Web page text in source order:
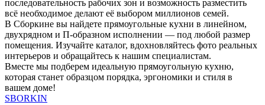
последовательность рабочих зон и возможность разместить
всё необходимое делают её выбором миллионов семей.
В Сборкине вы найдете прямоугольные кухни в линейном,
двухрядном и П-образном исполнении — под любой размер
помещения. Изучайте каталог, вдохновляйтесь фото реальных
интерьеров и обращайтесь к нашим специалистам.
Вместе мы подберем идеальную прямоугольную кухню,
которая станет образцом порядка, эргономики и стиля в
вашем доме!
SBORKIN